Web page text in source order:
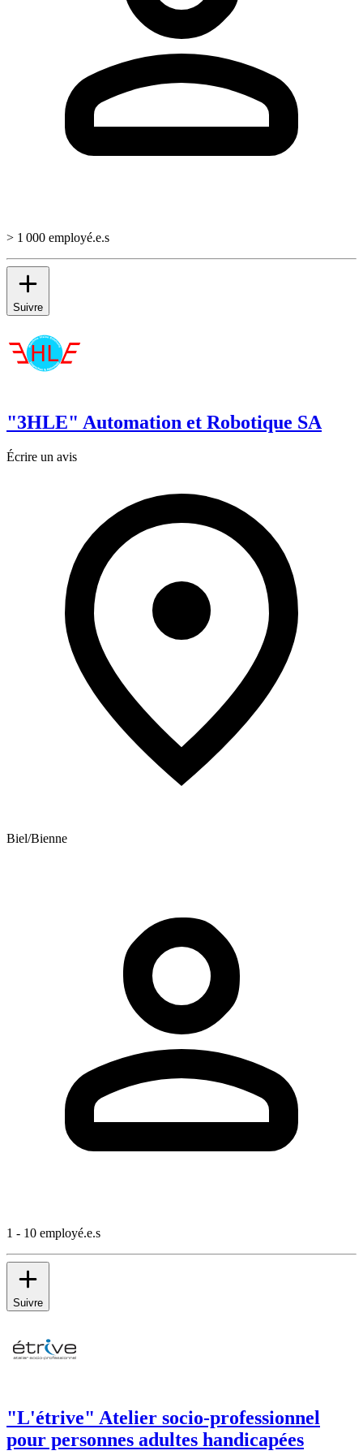
> 1 000 employé.e.s
Suivre
"3HLE" Automation et Robotique SA
Écrire un avis
Biel/Bienne
1 - 10 employé.e.s
Suivre
"L'étrive" Atelier socio-professionnel
pour personnes adultes handicapées